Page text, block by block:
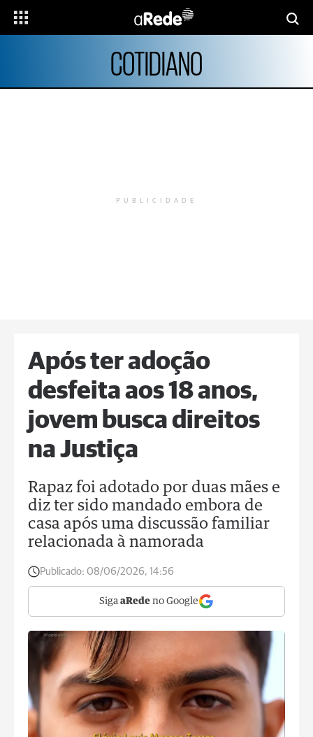
COTIDIANO
PUBLICIDADE
Após ter adoção
desfeita aos 18 anos,
jovem busca direitos
na Justiça
Rapaz foi adotado por duas mães e
diz ter sido mandado embora de
casa após uma discussão familiar
relacionada à namorada
Publicado: 08/06/2026, 14:56
Siga aRede no Google